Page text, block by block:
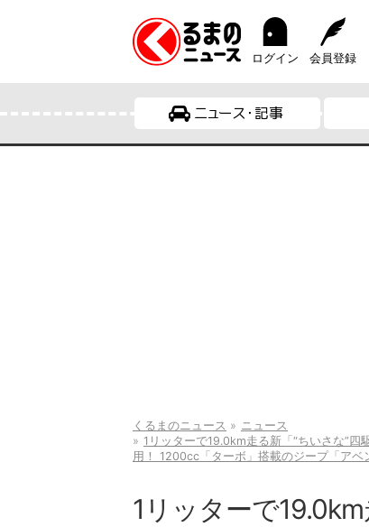
ログイン 会員登録
ニュース・記事
くるまのニュース
ニュース
1リッターで19.0km走る新「“ちいさな”
用！ 1200cc「ターボ」搭載のジープ「ア
1リッターで